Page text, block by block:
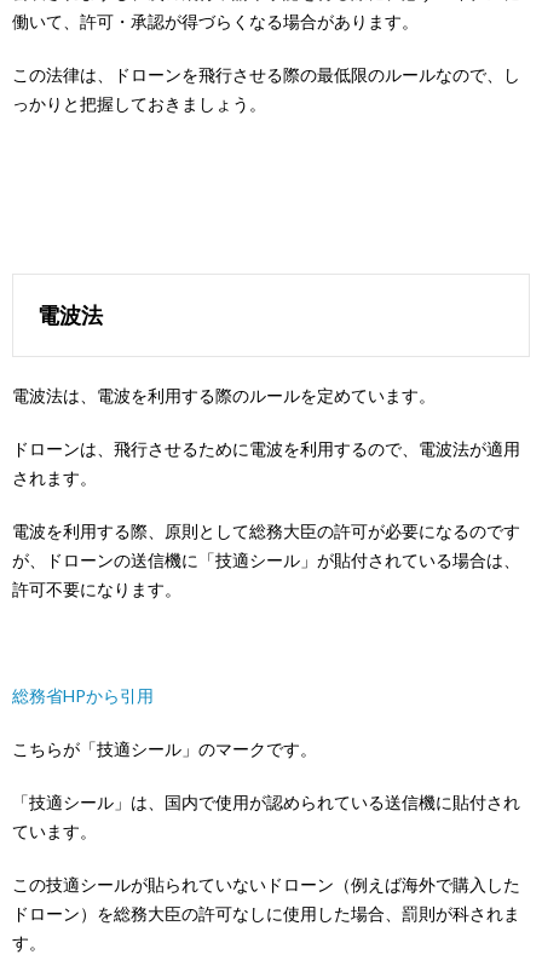
働いて、許可・承認が得づらくなる場合があります。
この法律は、ドローンを飛行させる際の最低限のルールなので、し
っかりと把握しておきましょう。
電波法
電波法は、電波を利用する際のルールを定めています。
ドローンは、飛行させるために電波を利用するので、電波法が適用
されます。
電波を利用する際、原則として総務大臣の許可が必要になるのです
が、ドローンの送信機に「技適シール」が貼付されている場合は、
許可不要になります。
総務省HPから引用
こちらが「技適シール」のマークです。
「技適シール」は、国内で使用が認められている送信機に貼付され
ています。
この技適シールが貼られていないドローン（例えば海外で購入した
ドローン）を総務大臣の許可なしに使用した場合、罰則が科されま
す。